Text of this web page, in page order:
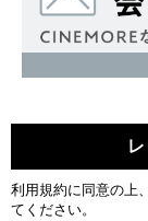
利用規約に同意の上
てください。